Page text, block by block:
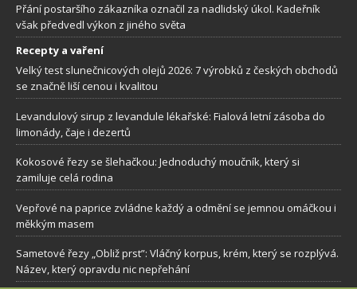
Přání postaršího zákazníka označil za nadlidský úkol. Kadeřník
však předvedl výkon z jiného světa
Recepty a vaření
Velký test slunečnicových olejů 2026: 7 výrobků z českých obchodů
se značně liší cenou i kvalitou
Levandulový sirup z levandule lékařské: Fialová letní zásoba do
limonády, čaje i dezertů
Kokosové řezy se šlehačkou: Jednoduchý moučník, který si
zamiluje celá rodina
Vepřové na paprice zvládne každý a odmění se jemnou omáčkou i
měkkým masem
Sametové řezy „Obliž prst”: Vláčný korpus, krém, který se rozplývá.
Název, který opravdu nic nepřehání